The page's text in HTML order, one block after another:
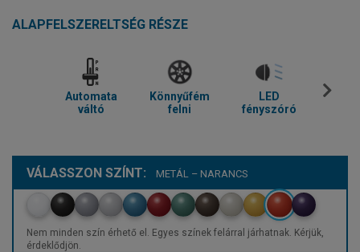
ALAPFELSZERELTSÉG RÉSZE
Automata
váltó
Könnyűfém
felni
LED
fényszóró
VÁLASSZON SZÍNT: METÁL – NARANCS
Nem minden szín érhető el. Egyes színek felárral járhatnak. Kérjük,
érdeklődjön.